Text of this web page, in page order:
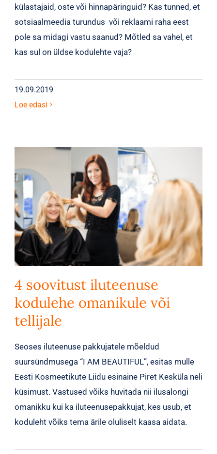
külastajaid, oste või hinnapäringuid? Kas tunned, et
sotsiaalmeedia turundus või reklaami raha eest
pole sa midagi vastu saanud? Mõtled sa vahel, et
kas sul on üldse kodulehte vaja?
19.09.2019
Loe edasi
4 soovitust iluteenuse
kodulehe omanikule või
tellijale
Seoses iluteenuse pakkujatele mõeldud
suursündmusega “I AM BEAUTIFUL”, esitas mulle
Eesti Kosmeetikute Liidu esinaine Piret Kesküla neli
küsimust. Vastused võiks huvitada nii ilusalongi
omanikku kui ka iluteenusepakkujat, kes usub, et
koduleht võiks tema ärile oluliselt kaasa aidata.